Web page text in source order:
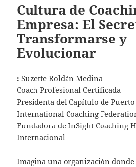
Cultura de
Empresa: El
Transformarse y
Evolucionar
: Suzette Roldán Medina
Coach Profesional Certificada
Presidenta del Capítulo de Puerto
International Coaching
Fundadora de InSight Coaching
Internacional
Imagina una organización donde